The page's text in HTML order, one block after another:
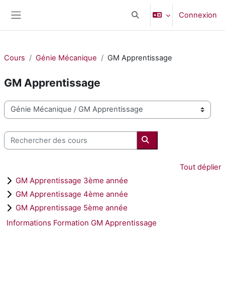
Activer/désactiver la
Connexion
Cours Génie Mécanique GM Apprentissage
GM Apprentissage
Catégories de cours
Rechercher des cours
Rechercher des cours
Tout déplier
GM Apprentissage 3ème année
GM Apprentissage 4ème année
GM Apprentissage 5ème année
Informations Formation GM Apprentissage